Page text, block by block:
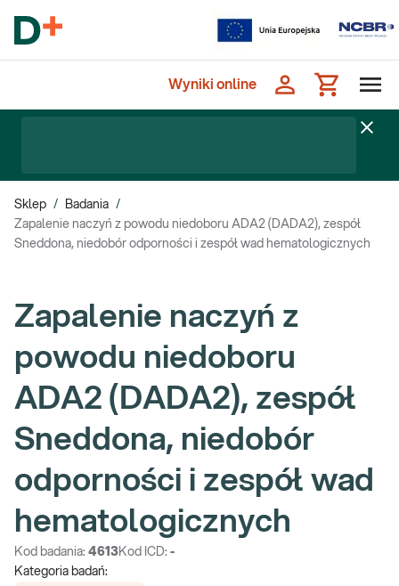
Wyniki online
Sklep / Badania /
Zapalenie naczyń z powodu niedoboru ADA2 (DADA2), zespół
Sneddona, niedobór odporności i zespół wad hematologicznych
Zapalenie naczyń z
powodu niedoboru
ADA2 (DADA2), zespół
Sneddona, niedobór
odporności i zespół wad
hematologicznych
Kod badania: 4613Kod ICD: -
Kategoria badań: